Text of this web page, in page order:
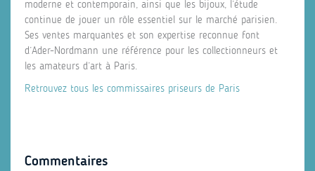
moderne et contemporain, ainsi que les bijoux, l’étude
continue de jouer un rôle essentiel sur le marché parisien.
Ses ventes marquantes et son expertise reconnue font
d’Ader-Nordmann une référence pour les collectionneurs et
les amateurs d’art à Paris.
Retrouvez tous les commissaires priseurs de Paris
Commentaires